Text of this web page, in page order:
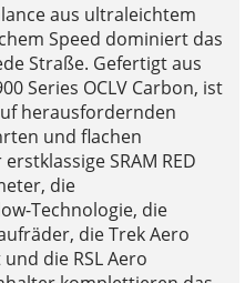
aus ultraleichtem
Speed dominiert das
Straße. Gefertigt aus
Series OCLV Carbon, ist
herausfordernden
und flachen
SRAM RED
die
Technologie, die
die Trek Aero
die RSL Aero